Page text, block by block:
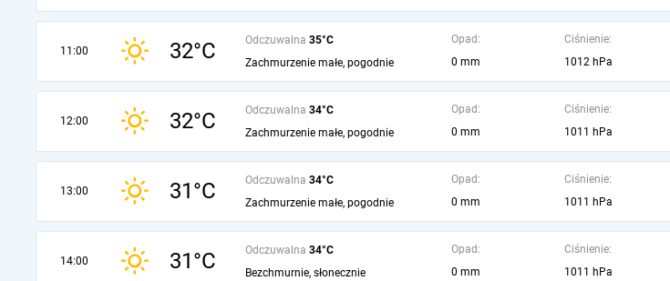
11:00 32°C Odczuwalna 35°C
Zachmurzenie małe, pogodnie
Opad:
0 mm
Ciśnienie:
1012 hPa
12:00 32°C Odczuwalna 34°C
Zachmurzenie małe, pogodnie
Opad:
0 mm
Ciśnienie:
1011 hPa
13:00 31°C Odczuwalna 34°C
Zachmurzenie małe, pogodnie
Opad:
0 mm
Ciśnienie:
1011 hPa
14:00 31°C Odczuwalna 34°C
Bezchmurnie, słonecznie
Opad:
0 mm
Ciśnienie:
1011 hPa